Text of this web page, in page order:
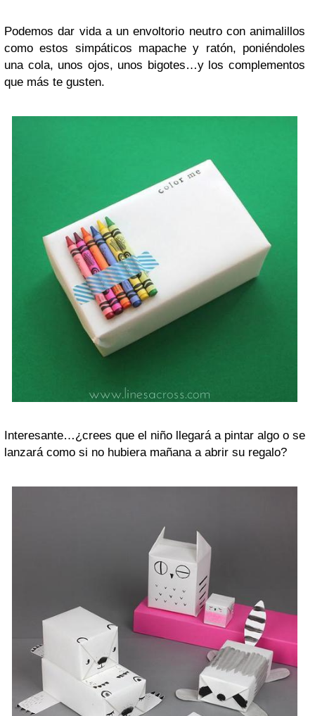
Podemos dar vida a un envoltorio neutro con animalillos
como estos simpáticos mapache y ratón, poniéndoles
una cola, unos ojos, unos bigotes…y los complementos
que más te gusten.
Interesante…¿crees que el niño llegará a pintar algo o se
lanzará como si no hubiera mañana a abrir su regalo?